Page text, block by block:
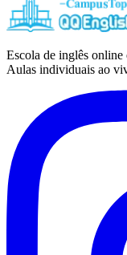
Escola de inglês
Aulas individuais ao